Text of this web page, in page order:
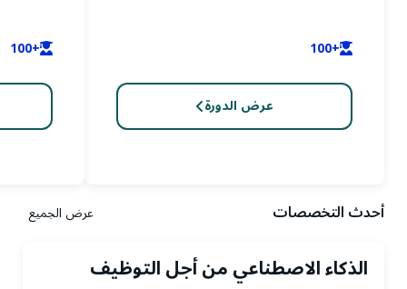
+100
عرض الدورة
+100
أحدث التخصصات عرض الجميع
الذكاء الاصطناعي من أجل التوظيف